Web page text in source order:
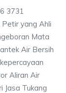
3731
yang Ahli
Mata
Air Bersih
Aliran Air
Jasa Tukang